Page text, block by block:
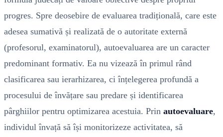
progres. Spre deosebire de evaluarea tradițională, care este
adesea sumativă și realizată de o autoritate externă
(profesorul, examinatorul), autoevaluarea are un caracter
predominant formativ. Ea nu vizează în primul rând
clasificarea sau ierarhizarea, ci înțelegerea profundă a
procesului de învățare sau predare și identificarea
pârghiilor pentru optimizarea acestuia. Prin autoevaluare,
individul învață să își monitorizeze activitatea, să